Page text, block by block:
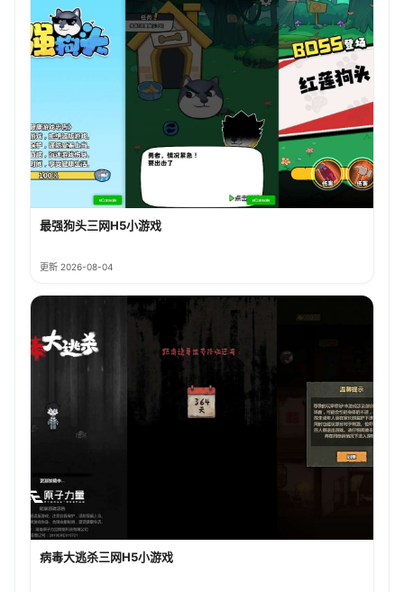
最强狗头三网H5小游戏
更新 2026-08-04
病毒大逃杀三网H5小游戏